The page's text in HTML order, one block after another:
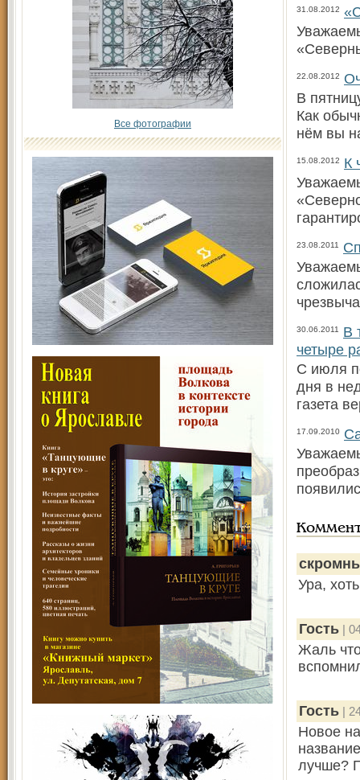
Все фотографии
31.08.2012
22.08.2012
В
Как
нём вы
15.08.2012
К
23.08.2011
30.06.2011
В
четыре
С июля
дня в
газета
17.09.2010
Ура,
Гость |
Жаль
Гость |
Новое
название
лучше?